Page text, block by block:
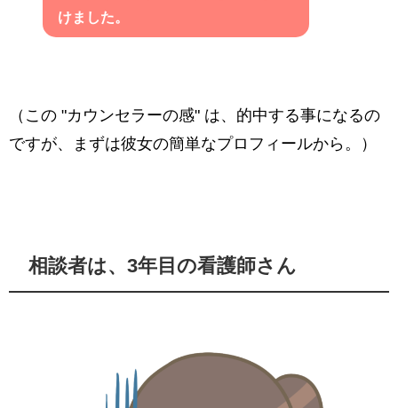
けました。
（この "カウンセラーの感" は、的中する事になるの
ですが、まずは彼女の簡単なプロフィールから。）
相談者は、3年目の看護師さん